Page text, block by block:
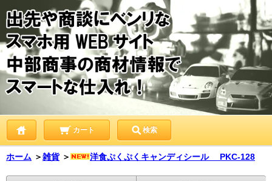
カート 検索
ホーム ＞雑貨 ＞ 洋食ぷくぷくキャンディシール PKC-128